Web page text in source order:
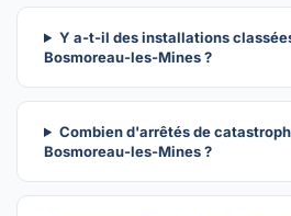
Y a-t-il des installations
Bosmoreau-les-Mines ?
Combien d'arrêtés de
Bosmoreau-les-Mines ?